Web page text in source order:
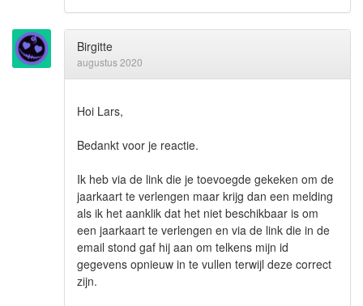
Birgitte
augustus 2020
Hoi Lars,
Bedankt voor je reactie.
Ik heb via de link die je toevoegde gekeken om de
jaarkaart te verlengen maar krijg dan een melding
als ik het aanklik dat het niet beschikbaar is om
een jaarkaart te verlengen en via de link die in de
email stond gaf hij aan om telkens mijn id
gegevens opnieuw in te vullen terwijl deze correct
zijn.